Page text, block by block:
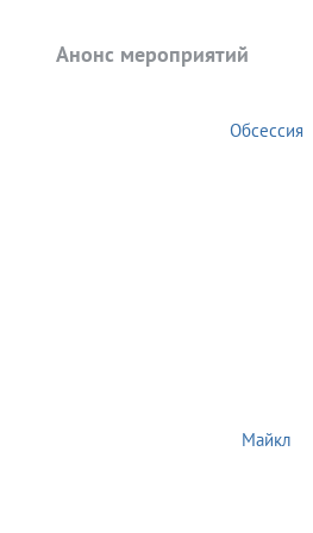
Анонс мероприятий
Обсессия
Майкл